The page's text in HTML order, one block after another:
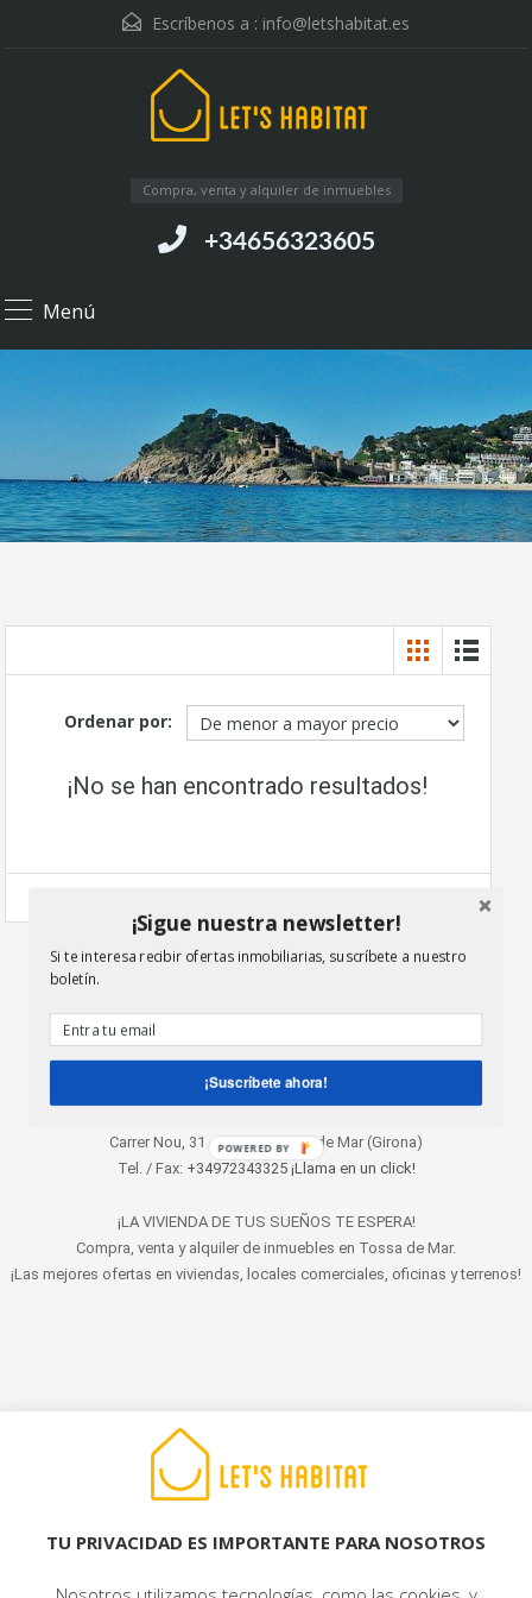
Escríbenos a : info@letshabitat.es
Compra, venta y alquiler de inmuebles
+34656323605
Menú
Ordenar por:
¡No se han encontrado resultados!
Carrer Nou, 31 – 17320 Tossa de Mar (Girona)
Tel. / Fax: +34972343325 ¡Llama en un click!
¡LA VIVIENDA DE TUS SUEÑOS TE ESPERA!
Compra, venta y alquiler de inmuebles en Tossa de Mar.
¡Las mejores ofertas en viviendas, locales comerciales, oficinas y terrenos!
© 2022 LET'S HABITAT - INMOBILIARIA. Todos los derechos reservados.
TU PRIVACIDAD ES IMPORTANTE PARA NOSOTROS
¡Sigue nuestra newsletter!
Si te interesa recibir ofertas inmobiliarias, suscríbete a nuestro
boletín.
¡Suscríbete ahora!
POWERED BY